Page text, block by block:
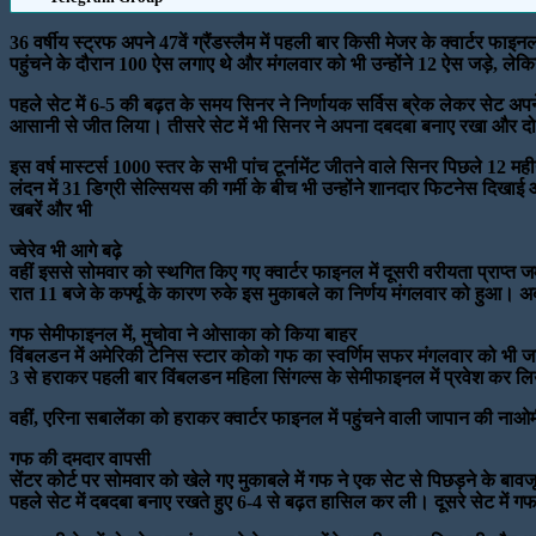
36 वर्षीय स्ट्रफ अपने 47वें ग्रैंडस्लैम में पहली बार किसी मेजर के क्वार्टर
पहुंचने के दौरान 100 ऐस लगाए थे और मंगलवार को भी उन्होंने 12 ऐस जड़े,
पहले सेट में 6-5 की बढ़त के समय सिनर ने निर्णायक सर्विस ब्रेक लेकर सेट
आसानी से जीत लिया। तीसरे सेट में भी सिनर ने अपना दबदबा बनाए रखा और
इस वर्ष मास्टर्स 1000 स्तर के सभी पांच टूर्नामेंट जीतने वाले सिनर पिछले
लंदन में 31 डिग्री सेल्सियस की गर्मी के बीच भी उन्होंने शानदार फिटनेस
खबरें और भी
ज्वेरेव भी आगे बढ़े
वहीं इससे सोमवार को स्थगित किए गए क्वार्टर फाइनल में दूसरी वरीयता
रात 11 बजे के कर्फ्यू के कारण रुके इस मुकाबले का निर्णय मंगलवार को हुआ।
गफ सेमीफाइनल में, मुचोवा ने ओसाका को किया बाहर
विंबलडन में अमेरिकी टेनिस स्टार कोको गफ का स्वर्णिम सफर मंगलवार को भी
3 से हराकर पहली बार विंबलडन महिला सिंगल्स के सेमीफाइनल में प्रवेश कर
वहीं, एरिना सबालेंका को हराकर क्वार्टर फाइनल में पहुंचने वाली जापान की
गफ की दमदार वापसी
सेंटर कोर्ट पर सोमवार को खेले गए मुकाबले में गफ ने एक सेट से पिछड़ने के
पहले सेट में दबदबा बनाए रखते हुए 6-4 से बढ़त हासिल कर ली। दूसरे सेट में गफ